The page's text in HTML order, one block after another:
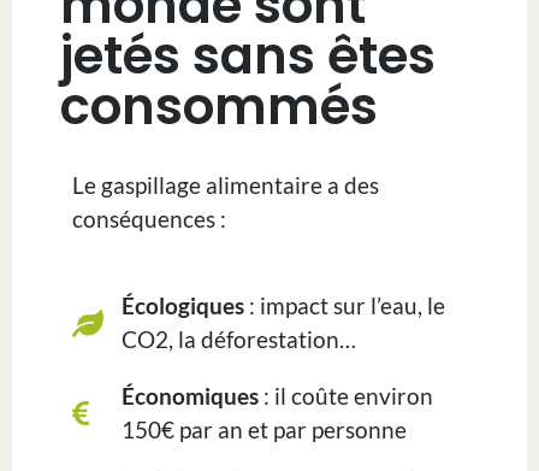
jetés sans êtes
consommés
Le gaspillage alimentaire a des
conséquences :
Écologiques: impact sur l’eau, le
CO2, la déforestation…
Économiques: il coûte environ
150€ par an et par personne